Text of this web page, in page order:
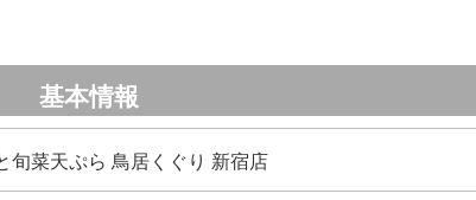
基本情報
旬菜天ぷら 鳥居くぐり 新宿店